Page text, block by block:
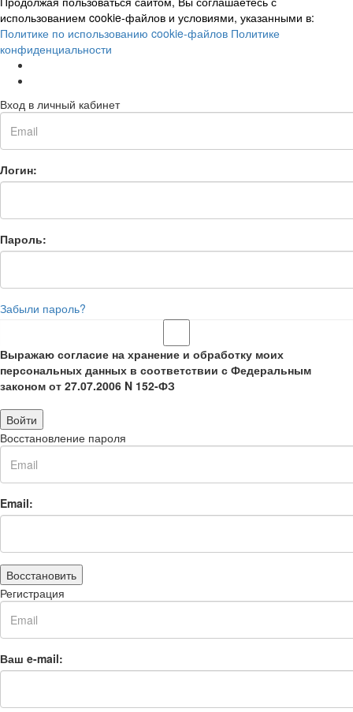
использованием cookie-файлов и условиями, указанными в:
Политике по использованию cookie-файлов Политике
конфиденциальности
Вход в личный кабинет
Логин:
Пароль:
Забыли пароль?
Выражаю согласие на хранение и обработку моих
персональных данных в соответствии с Федеральным
законом от 27.07.2006 N 152-ФЗ
Войти
Восстановление пароля
Email:
Восстановить
Регистрация
Ваш e-mail: